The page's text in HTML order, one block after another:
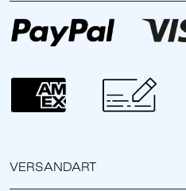
VERSANDART